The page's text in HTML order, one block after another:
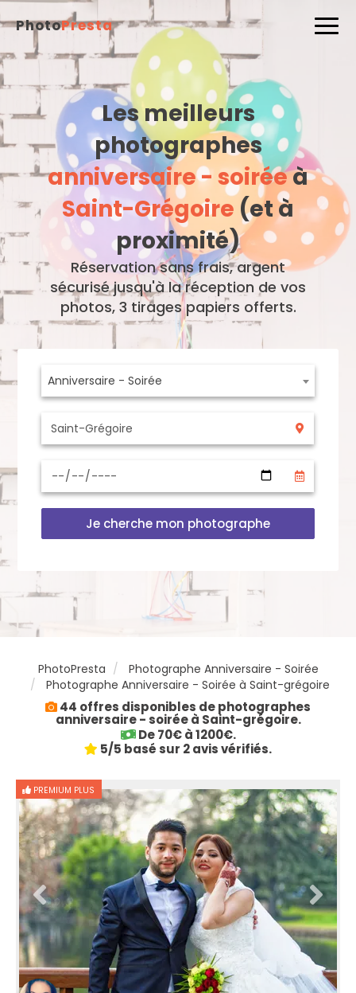
PhotoPresta
Les meilleurs
photographes
anniversaire - soiréeà
Saint-Grégoire (et à
proximité)
Réservation sans frais, argent
sécurisé jusqu'à la réception de vos
photos, 3 tirages papiers offerts.
Anniversaire - Soirée
Je cherche mon photographe
PhotoPresta
Photographe Anniversaire - Soirée
Photographe Anniversaire - Soirée à Saint-grégoire
44 offres disponibles de photographes
anniversaire - soirée à Saint-grégoire.
De 70€ à 1200€.
5/5 basé sur 2 avis vérifiés.
PREMIUM PLUS